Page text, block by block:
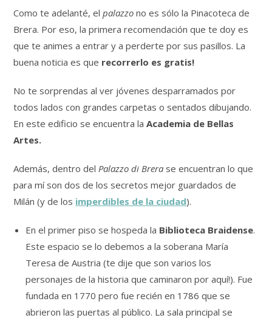
Como te adelanté, elpalazzo no es sólo la Pinacoteca de
Brera. Por eso, la primera recomendación que te doy es
que te animes a entrar y a perderte por sus pasillos. La
buena noticia es que recorrerlo es gratis!
No te sorprendas al ver jóvenes desparramados por
todos lados con grandes carpetas o sentados dibujando.
En este edificio se encuentra laAcademia de Bellas
Artes.
Además, dentro delPalazzo di Brera se encuentran lo que
para mí son dos de los secretos mejor guardados de
Milán (y de los imperdibles de la ciudad).
En el primer piso se hospeda la Biblioteca Braidense.
Este espacio se lo debemos a la soberana María
Teresa de Austria (te dije que son varios los
personajes de la historia que caminaron por aquí!). Fue
fundada en 1770 pero fue recién en 1786 que se
abrieron las puertas al público. La sala principal se